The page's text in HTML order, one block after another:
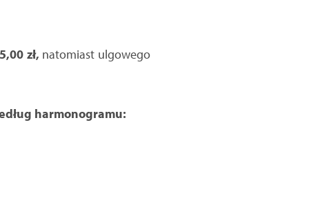
zł, natomiast ulgowego
harmonogramu: